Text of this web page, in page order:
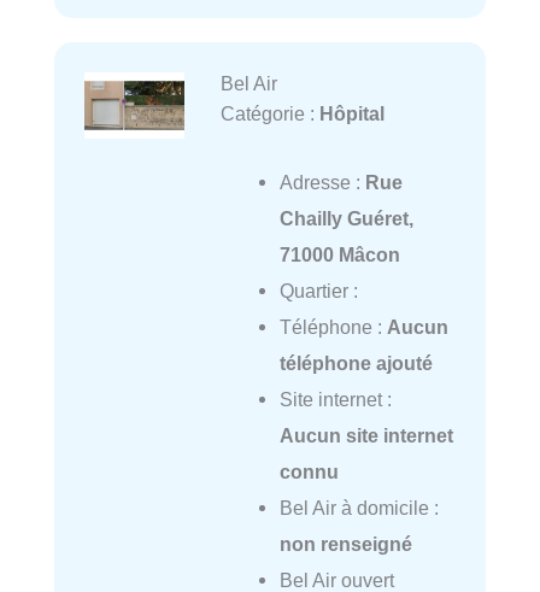
Bel Air
Catégorie : Hôpital
Adresse : Rue
Chailly Guéret,
71000 Mâcon
Quartier :
Téléphone : Aucun
téléphone ajouté
Site internet :
Aucun site internet
connu
Bel Air à domicile :
non renseigné
Bel Air ouvert